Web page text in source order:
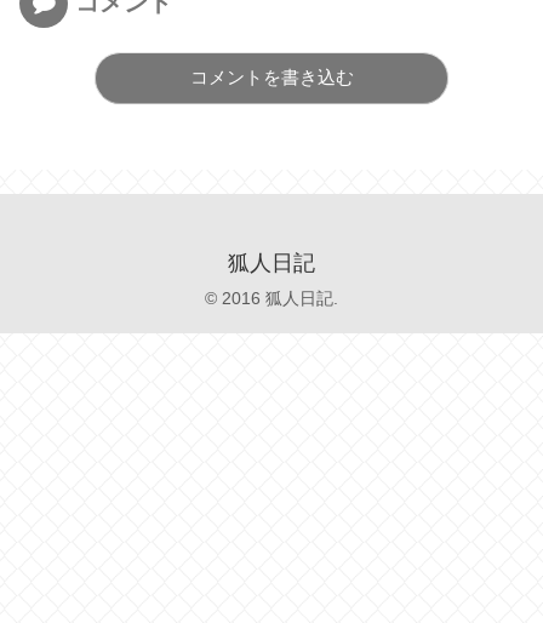
コメントを書き込む
狐人日記
© 2016 狐人日記.